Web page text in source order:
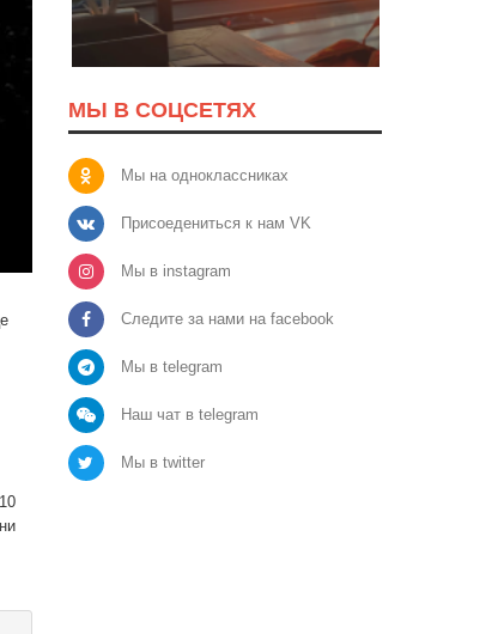
МЫ В СОЦСЕТЯХ
Мы на одноклассниках
Присоедениться к нам VK
Мы в instagram
Следите за нами на facebook
Мы в telegram
Наш чат в telegram
Мы в twitter